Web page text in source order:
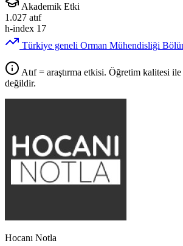
Akademik Etki
1.027 atıf
h-index 17
Türkiye geneli Orman Mühendisliği
Atıf = araştırma etkisi. Öğretim kalitesi
değildir.
Hocanı Notla